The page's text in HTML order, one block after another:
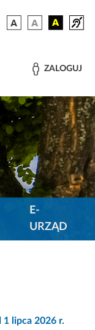
ZALOGUJ
E-
URZĄD
1 lipca 2026 r.